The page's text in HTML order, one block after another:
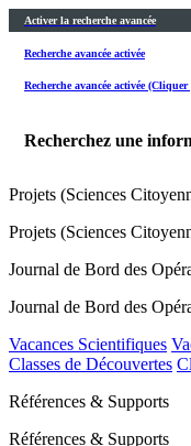
Activer la recherche avancée
Recherche avancée activée
Recherche avancée activée
Recherchez une
Projets (Sciences
Projets (Sciences
Journal de Bord des
Journal de Bord des
Vacances Scientifiques
Classes de Découvertes
Références & Supports
Références & Supports